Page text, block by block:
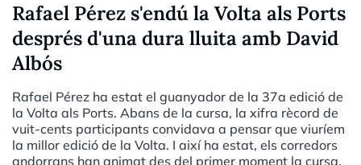
Rafael Pérez s'endú la Volta als Ports
després d'una dura lluita amb David
Albós
Rafael Pérez ha estat el guanyador de la 37a edició de
la Volta als Ports. Abans de la cursa, la xifra rècord de
vuit-cents participants convidava a pensar que viuríem
la millor edició de la Volta. I així ha estat, els corredors
andorrans han animat des del primer moment la cursa,